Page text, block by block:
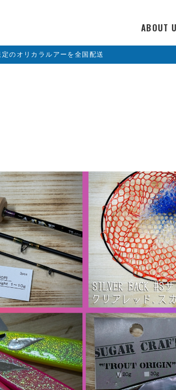
ABOUT
のオリカラルアーを全国配送